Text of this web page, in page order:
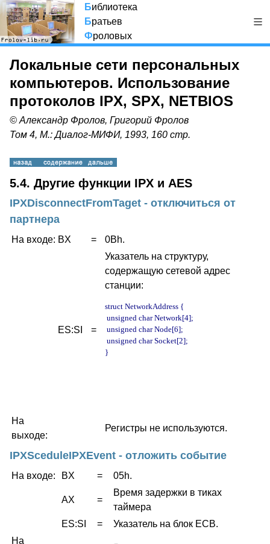
Библиотека
Братьев
Фроловых
Локальные сети персональных
компьютеров. Использование
протоколов IPX, SPX, NETBIOS
© Александр Фролов, Григорий Фролов
Том 4, М.: Диалог-МИФИ, 1993, 160 стр.
5.4. Другие функции IPX и AES
IPXDisconnectFromTaget - отключиться от
партнера
На входе: BX = 0Bh.
ES:SI =
Указатель на структуру,
содержащую сетевой адрес
станции:
struct NetworkAddress {
unsigned char Network[4];
unsigned char Node[6];
unsigned char Socket[2];
}
На
выходе:
Регистры не используются.
IPXSceduleIPXEvent - отложить событие
На входе: BX = 05h.
AX =
Время задержки в тиках
таймера
ES:SI
=
Указатель на блок ECB.
На